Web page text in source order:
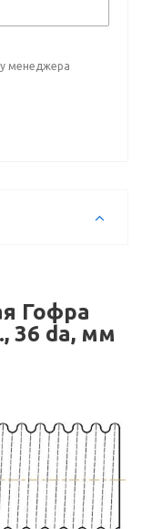
менеджера
Гофра
36 da, мм